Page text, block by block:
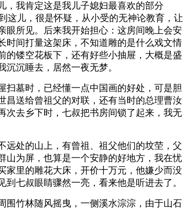
我肯定这是我儿子媳妇最喜欢的部分
这儿，很是怀疑，从小受的无神论教育，让
眼所见。后来我开始担心：这房间晚上会安
时间打量这架床，不知道雕的是什么戏文情
的镂空花板下，还有好些小抽屉，大概是盛
沉睡去，居然一夜无梦。
墓时，已经懂一点中国画的好处，可是胆
昌送给曾祖父的对联，还有当时的总理曹汝
次去乡下时，七叔把书房间锁了起来，我无
处的山上，有曾祖、祖父他们的坟茔，父
山为屏，也算是一个安静的好地方，我在忧
家里的雕花大床，开价十万元，他嫌少而没
七叔眼睛骤然一亮，看来他是听进去了。
竹林随风摇曳，一侧溪水淙淙，由于山石